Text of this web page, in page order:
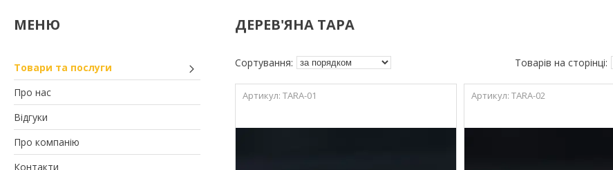
Товари та послуги
Про нас
Відгуки
Про компанію
Контакти
ДЕРЕВ'ЯНА ТАРА
TARA-01 TARA-02